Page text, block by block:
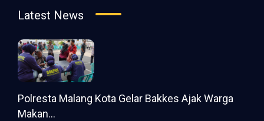
Latest News
Polresta Malang Kota Gelar Bakkes Ajak Warga
Makan...